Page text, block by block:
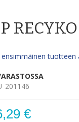
ensimmäinen tuotteen
201146
€